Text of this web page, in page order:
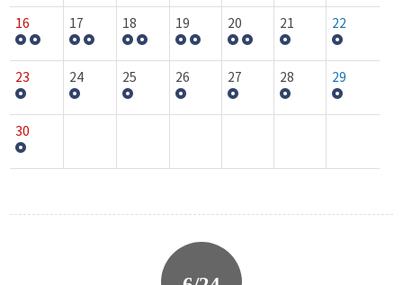
16 17 18 19 20 21 22
23 24 25 26 27 28 29
30